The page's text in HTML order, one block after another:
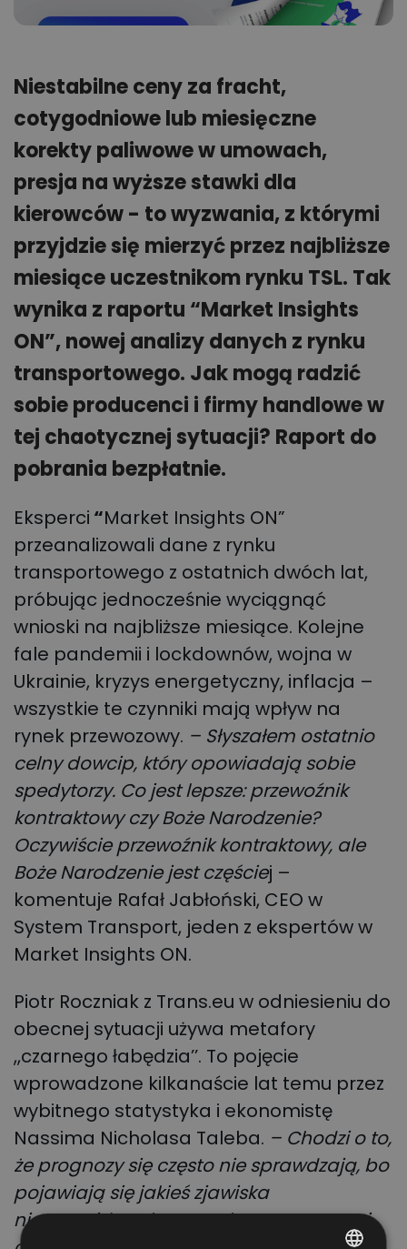
Niestabilne ceny za fracht,
cotygodniowe lub miesięczne
korekty paliwowe w umowach,
presja na wyższe stawki dla
kierowców - to wyzwania, z którymi
przyjdzie się mierzyć przez najbliższe
miesiące uczestnikom rynku TSL. Tak
wynika z raportu “Market Insights
ON”, nowej analizy danych z rynku
transportowego. Jak mogą radzić
sobie producenci i firmy handlowe w
tej chaotycznej sytuacji? Raport do
pobrania bezpłatnie.
Eksperci “Market Insights ON”
przeanalizowali dane z rynku
transportowego z ostatnich dwóch lat,
próbując jednocześnie wyciągnąć
wnioski na najbliższe miesiące. Kolejne
fale pandemii i lockdownów, wojna w
Ukrainie, kryzys energetyczny, inflacja –
wszystkie te czynniki mają wpływ na
rynek przewozowy. – Słyszałem ostatnio
celny dowcip, który opowiadają sobie
spedytorzy. Co jest lepsze: przewoźnik
kontraktowy czy Boże Narodzenie?
Oczywiście przewoźnik kontraktowy, ale
Boże Narodzenie jest częściej –
komentuje Rafał Jabłoński, CEO w
System Transport, jeden z ekspertów w
Market Insights ON.
Piotr Roczniak z Trans.eu w odniesieniu do
obecnej sytuacji używa metafory
,,czarnego łabędzia’’. To pojęcie
wprowadzone kilkanaście lat temu przez
wybitnego statystyka i ekonomistę
Nassima Nicholasa Taleba. – Chodzi o to,
że prognozy się często nie sprawdzają, bo
pojawiają się jakieś zjawiska
nieprzewidywalne. Rynek transportowy i